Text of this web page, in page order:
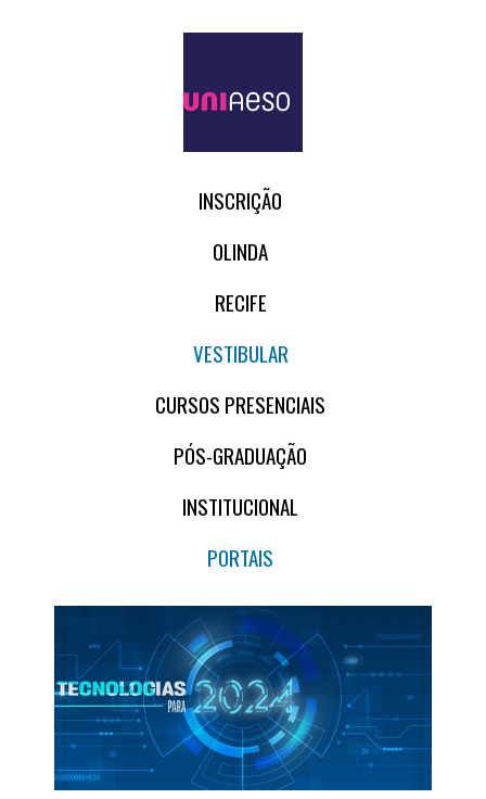
INSCRIÇÃO
OLINDA
RECIFE
VESTIBULAR
CURSOS PRESENCIAIS
PÓS-GRADUAÇÃO
INSTITUCIONAL
PORTAIS